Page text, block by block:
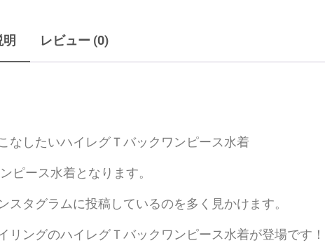
レビュー (0)
なしたいハイレグＴバックワンピース水着
ピース水着となります。
タグラムに投稿しているのを多く見かけます。
ングのハイレグＴバックワンピース水着が登場です！